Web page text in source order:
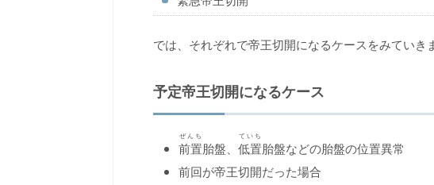
では、それぞれで帝王切開になるケースをみていき
予定帝王切開になるケース
前置
ぜんち
胎盤、 低置
ていち
胎盤などの胎盤の位置異常
前回が帝王切開だった場合